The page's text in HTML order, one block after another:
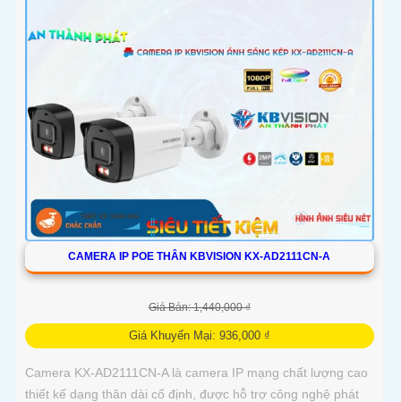
CAMERA IP POE THÂN KBVISION KX-AD2111CN-A
Giá Bán: 1,440,000 ₫
Giá Khuyến Mại: 936,000 ₫
Camera KX-AD2111CN-A là camera IP mạng chất lượng cao
thiết kế dạng thân dài cố định, được hỗ trợ công nghệ phát